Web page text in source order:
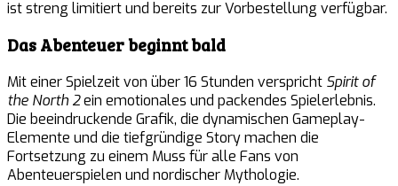
ist streng limitiert und bereits zur Vorbestellung verfügbar.
Das Abenteuer beginnt bald
Mit einer Spielzeit von über 16 Stunden verspricht Spirit of
the North 2ein emotionales und packendes Spielerlebnis.
Die beeindruckende Grafik, die dynamischen Gameplay-
Elemente und die tiefgründige Story machen die
Fortsetzung zu einem Muss für alle Fans von
Abenteuerspielen und nordischer Mythologie.